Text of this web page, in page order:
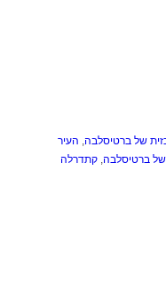
של ברטיסלבה, העיר
של ברטיסלבה, קתדרלה